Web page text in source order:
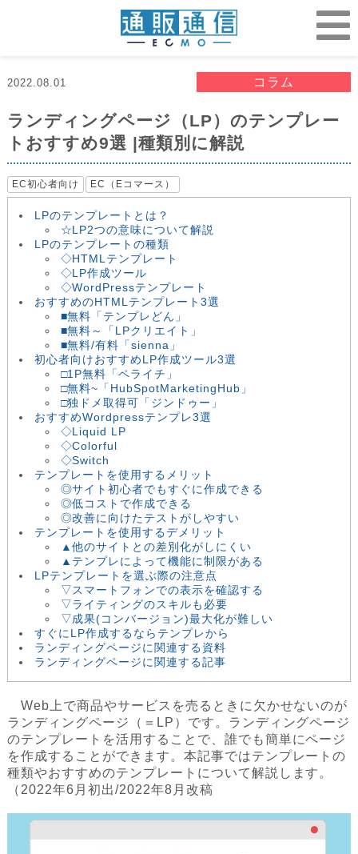
2022.08.01 コラム
ランディングページ（LP）のテンプレー
トおすすめ9選 |種類別に解説
EC初心者向け EC（Eコマース）
LPのテンプレートとは？
☆LP2つの意味について解説
LPのテンプレートの種類
◇HTMLテンプレート
◇LP作成ツール
◇WordPressテンプレート
おすすめのHTMLテンプレート3選
■無料「テンプレどん」
■無料～「LPクリエイト」
■無料/有料「sienna」
初心者向けおすすめLP作成ツール3選
□1P無料「ペライチ」
□無料~「HubSpotMarketingHub」
□独ドメ取得可「ジンドゥー」
おすすめWordpressテンプレ3選
◇Liquid LP
◇Colorful
◇Switch
テンプレートを使用するメリット
◎サイト初心者でもすぐに作成できる
◎低コストで作成できる
◎改善に向けたテストがしやすい
テンプレートを使用するデメリット
▲他のサイトとの差別化がしにくい
▲テンプレによって機能に制限がある
LPテンプレートを選ぶ際の注意点
▽スマートフォンでの表示を確認する
▽ライティングのスキルも必要
▽成果(コンバージョン)最大化が難しい
すぐにLP作成するならテンプレから
ランディングページに関連する資料
ランディングページに関連する記事
Web上で商品やサービスを売るときに欠かせないのが
ランディングページ（＝LP）です。ランディングページ
のテンプレートを活用することで、誰でも簡単にページ
を作成することができます。本記事ではテンプレートの
種類やおすすめのテンプレートについて解説します。
（2022年6月初出/2022年8月改稿